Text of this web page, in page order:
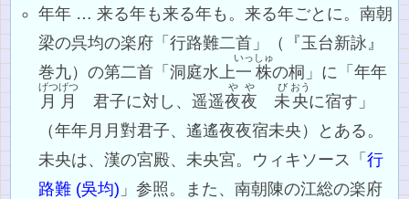
年年 … 来る年も来る年も。来る年ごとに。南朝
梁の呉均の楽府「行路難二首」（『玉台新詠』
巻九）の第二首「洞庭水上一株
いっしゅ
の桐」に「年年
月月
げつげつ
君子に対し、遥遥夜夜
やや
未
び
央
おう
に宿す」
（年年月月對君子、遙遙夜夜宿未央）とある。
未央は、漢の宮殿、未央宮。ウィキソース「行
路難 (吳均) 」参照。また、南朝陳の江総の楽府